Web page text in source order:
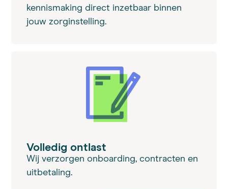
kennismaking direct inzetbaar binnen
jouw zorginstelling.
Volledig ontlast
Wij verzorgen onboarding, contracten en
uitbetaling.